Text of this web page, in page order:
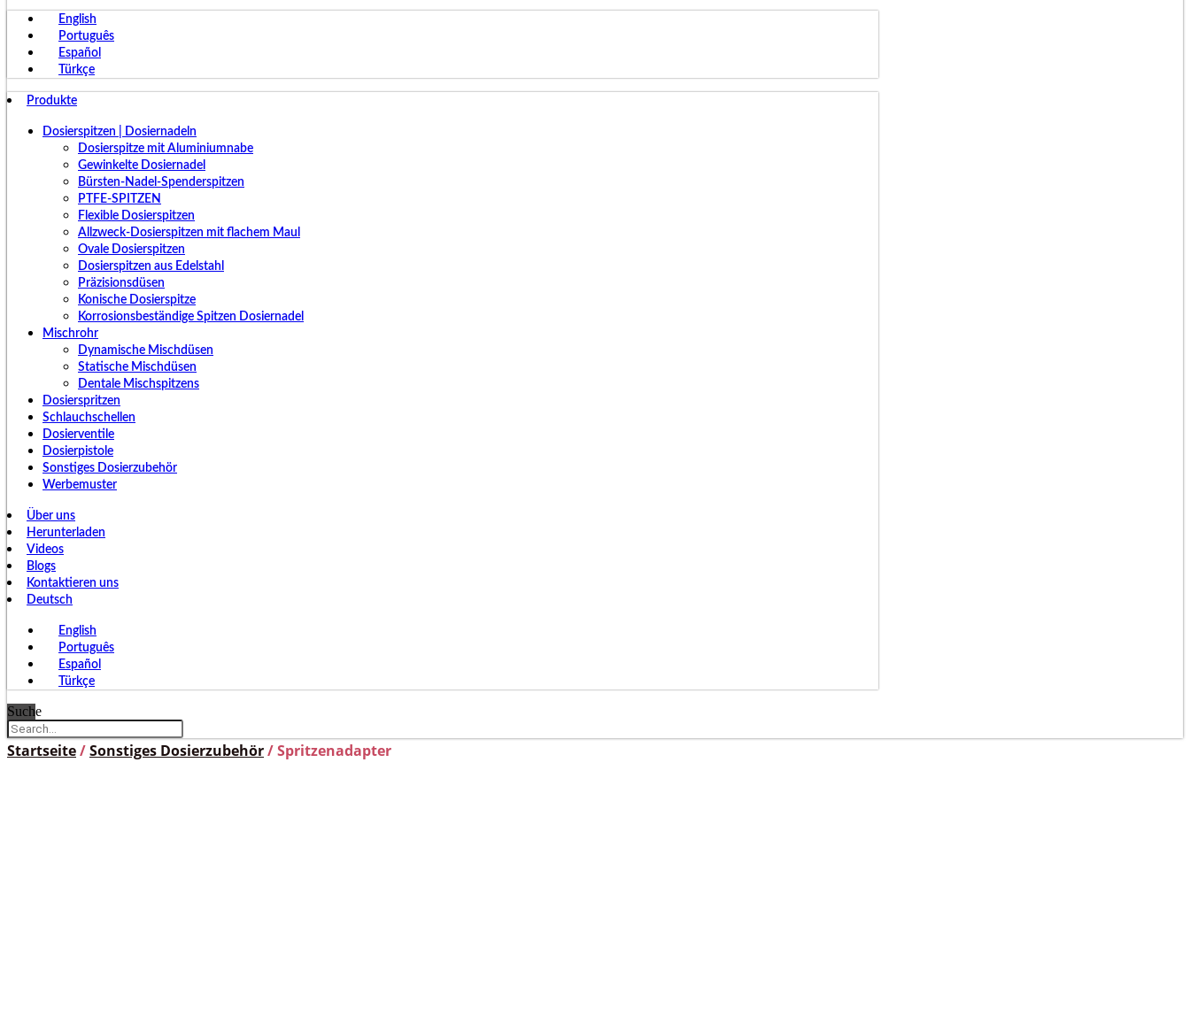
English
Português
Español
Türkçe
Produkte
Dosierspitzen | Dosiernadeln
Dosierspitze mit Aluminiumnabe
Gewinkelte Dosiernadel
Bürsten-Nadel-Spenderspitzen
PTFE-SPITZEN
Flexible Dosierspitzen
Allzweck-Dosierspitzen mit flachem Maul
Ovale Dosierspitzen
Dosierspitzen aus Edelstahl
Präzisionsdüsen
Konische Dosierspitze
Korrosionsbeständige Spitzen Dosiernadel
Mischrohr
Dynamische Mischdüsen
Statische Mischdüsen
Dentale Mischspitzens
Dosierspritzen
Schlauchschellen
Dosierventile
Dosierpistole
Sonstiges Dosierzubehör
Werbemuster
Über uns
Herunterladen
Videos
Blogs
Kontaktieren uns
Deutsch
English
Português
Español
Türkçe
Suche
Startseite/Sonstiges Dosierzubehör/ Spritzenadapter